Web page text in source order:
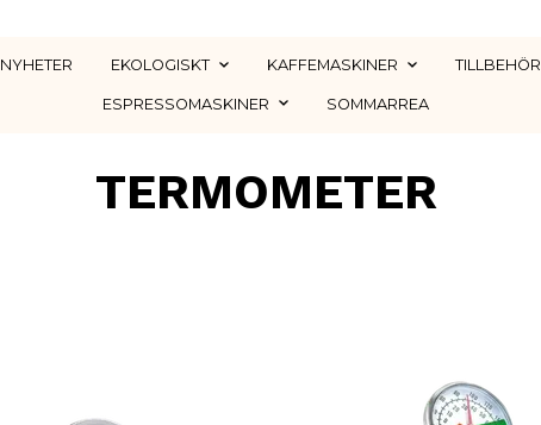
NYHETER EKOLOGISKT KAFFEMASKINER TILLBEHÖR
ESPRESSOMASKINER SOMMARREA
TERMOMETER